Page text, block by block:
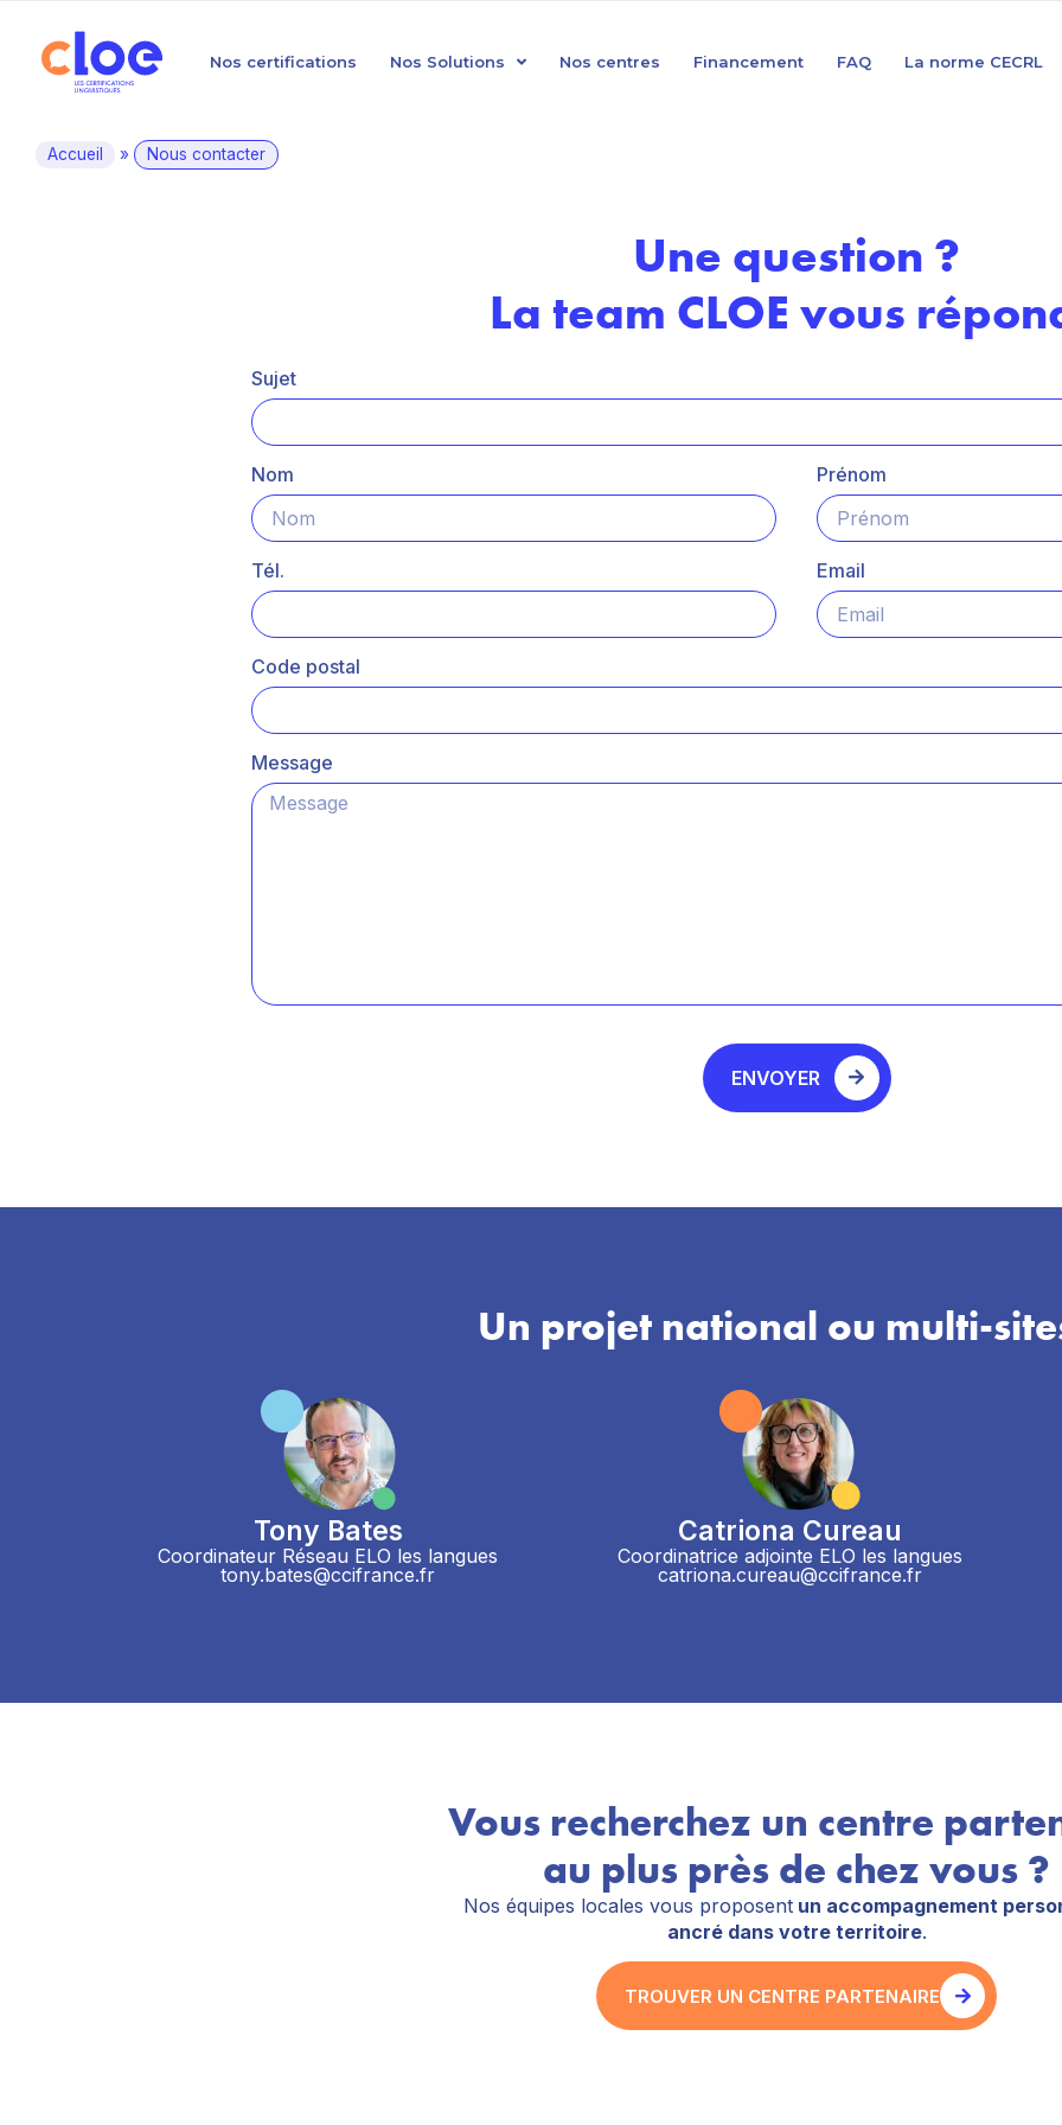
Nos certifications Nos Solutions Nos centres Financement FAQ La norme CECRL
Accueil » Nous contacter
Une question ?
La team CLOE vous
Sujet
Nom Prénom
Tél. Email
Code postal
Message
ENVOYER
Un projet national ou multi-
Tony Bates
Coordinateur Réseau ELO les langues
tony.bates@ccifrance.fr
Catriona Cureau
Coordinatrice adjointe ELO les langues
catriona.cureau@ccifrance.fr
Vous recherchez un centre
au plus près de chez vous ?
Nos équipes locales vous proposentun accompagnement
ancré dans votre territoire.
TROUVER UN CENTRE PARTENAIRE